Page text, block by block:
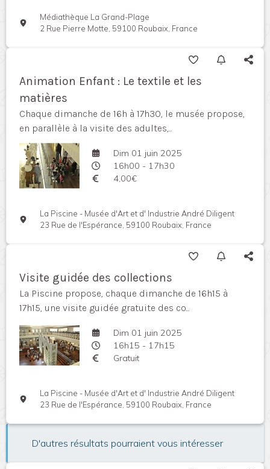
Médiathèque La Grand-Plage
2 Rue Pierre Motte, 59100 Roubaix, France
Animation Enfant : Le textile et les
matières
Chaque dimanche de 16h à 17h30, le musée propose,
en parallèle à la visite des adultes,...
Dim 01 juin 2025
16h00 - 17h30
4,00€
La Piscine - Musée d'Art et d' Industrie André Diligent
23 Rue de l'Espérance, 59100 Roubaix, France
Visite guidée des collections
La Piscine propose, chaque dimanche de 16h15 à
17h15, une visite guidée gratuite des co...
Dim 01 juin 2025
16h15 - 17h15
Gratuit
La Piscine - Musée d'Art et d' Industrie André Diligent
23 Rue de l'Espérance, 59100 Roubaix, France
D'autres résultats pourraient vous intéresser